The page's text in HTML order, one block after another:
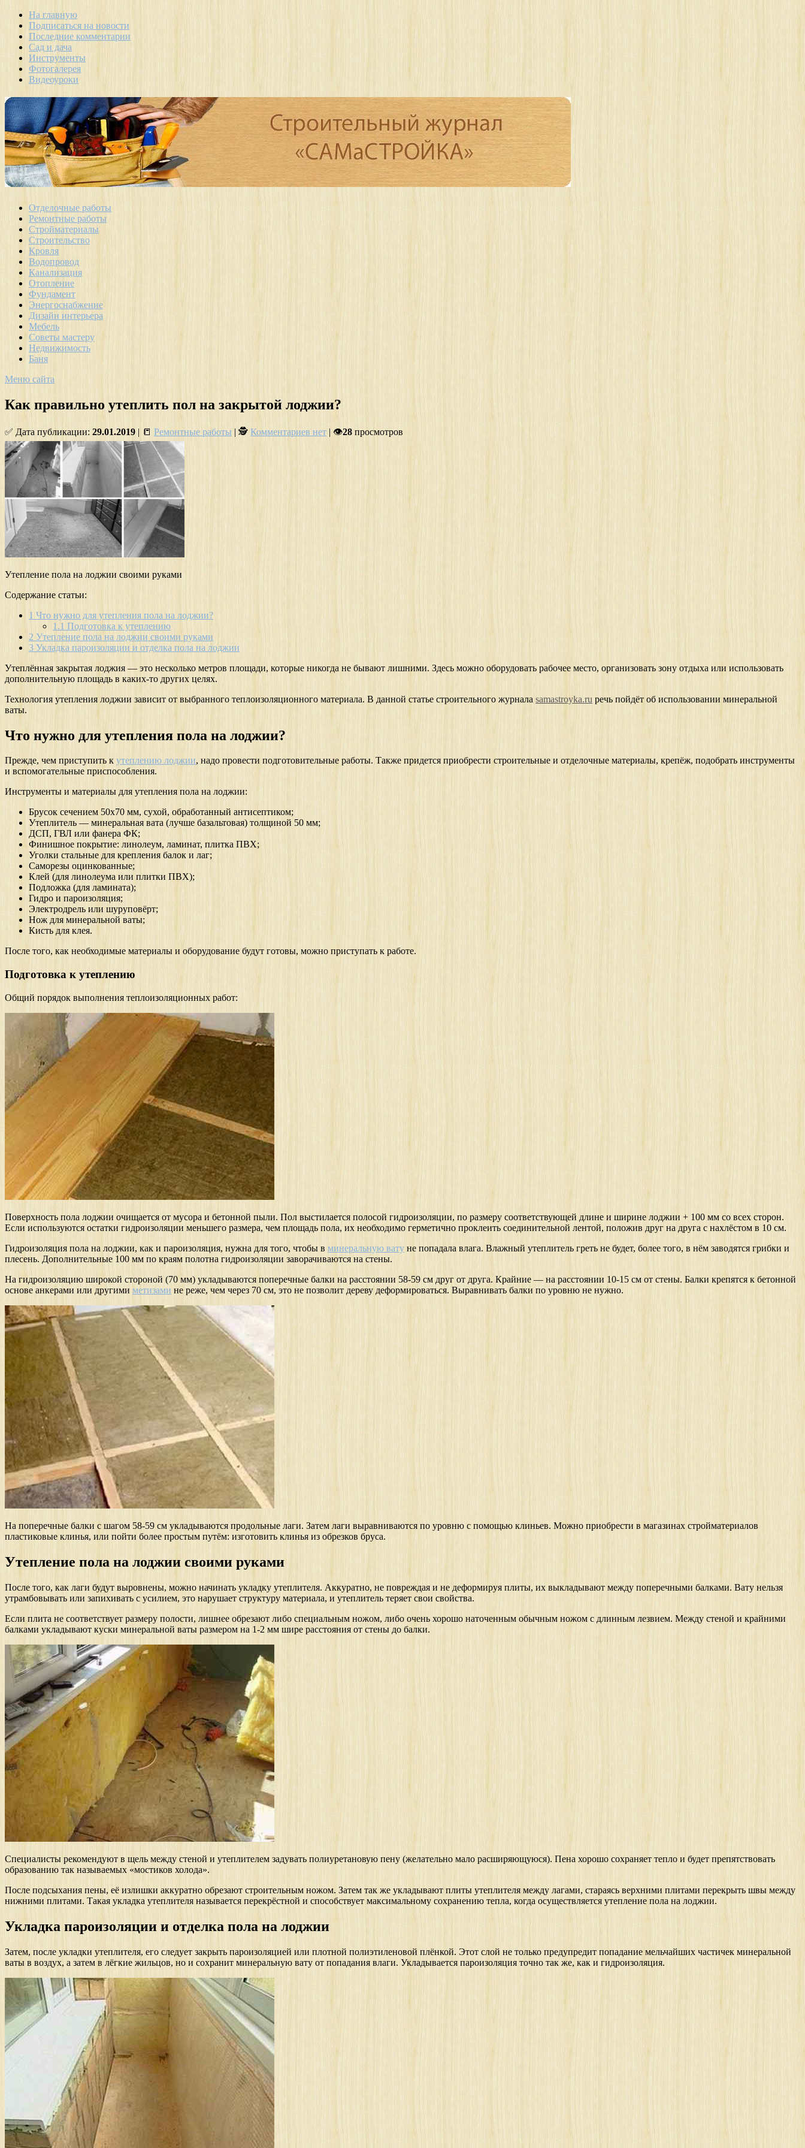
На главную
Подписаться на новости
Последние комментарии
Сад и дача
Инструменты
Фотогалерея
Видеоуроки
Отделочные работы
Ремонтные работы
Стройматериалы
Строительство
Кровля
Водопровод
Канализация
Отопление
Фундамент
Энергоснабжение
Дизайн интерьера
Мебель
Советы мастеру
Недвижимость
Баня
Меню сайта
Как правильно утеплить пол на закрытой лоджии?
✅ Дата публикации: 29.01.2019 | 📒 Ремонтные работы | 🕵 Комментариев нет | 👁28 просмотров
Утепление пола на лоджии своими руками
Содержание статьи:
1 Что нужно для утепления пола на лоджии?
1.1 Подготовка к утеплению
2 Утепление пола на лоджии своими руками
3 Укладка пароизоляции и отделка пола на лоджии
Утеплённая закрытая лоджия — это несколько метров площади, которые никогда не бывают лишними. Здесь можно оборудовать рабочее место, организовать зону отдыха или использовать
дополнительную площадь в каких-то других целях.
Технология утепления лоджии зависит от выбранного теплоизоляционного материала. В данной статье строительного журнала samastroyka.ru речь пойдёт об использовании минеральной
ваты.
Что нужно для утепления пола на лоджии?
Прежде, чем приступить к утеплению лоджии, надо провести подготовительные работы. Также придется приобрести строительные и отделочные материалы, крепёж, подобрать инструменты
и вспомогательные приспособления.
Инструменты и материалы для утепления пола на лоджии:
Брусок сечением 50х70 мм, сухой, обработанный антисептиком;
Утеплитель — минеральная вата (лучше базальтовая) толщиной 50 мм;
ДСП, ГВЛ или фанера ФК;
Финишное покрытие: линолеум, ламинат, плитка ПВХ;
Уголки стальные для крепления балок и лаг;
Саморезы оцинкованные;
Клей (для линолеума или плитки ПВХ);
Подложка (для ламината);
Гидро и пароизоляция;
Электродрель или шуруповёрт;
Нож для минеральной ваты;
Кисть для клея.
После того, как необходимые материалы и оборудование будут готовы, можно приступать к работе.
Подготовка к утеплению
Общий порядок выполнения теплоизоляционных работ:
Поверхность пола лоджии очищается от мусора и бетонной пыли. Пол выстилается полосой гидроизоляции, по размеру соответствующей длине и ширине лоджии + 100 мм со всех сторон.
Если используются остатки гидроизоляции меньшего размера, чем площадь пола, их необходимо герметично проклеить соединительной лентой, положив друг на друга с нахлёстом в 10 см.
Гидроизоляция пола на лоджии, как и пароизоляция, нужна для того, чтобы в минеральную вату не попадала влага. Влажный утеплитель греть не будет, более того, в нём заводятся грибки и
плесень. Дополнительные 100 мм по краям полотна гидроизоляции заворачиваются на стены.
На гидроизоляцию широкой стороной (70 мм) укладываются поперечные балки на расстоянии 58-59 см друг от друга. Крайние — на расстоянии 10-15 см от стены. Балки крепятся к бетонной
основе анкерами или другими метизами не реже, чем через 70 см, это не позволит дереву деформироваться. Выравнивать балки по уровню не нужно.
На поперечные балки с шагом 58-59 см укладываются продольные лаги. Затем лаги выравниваются по уровню с помощью клиньев. Можно приобрести в магазинах стройматериалов
пластиковые клинья, или пойти более простым путём: изготовить клинья из обрезков бруса.
Утепление пола на лоджии своими руками
После того, как лаги будут выровнены, можно начинать укладку утеплителя. Аккуратно, не повреждая и не деформируя плиты, их выкладывают между поперечными балками. Вату нельзя
утрамбовывать или запихивать с усилием, это нарушает структуру материала, и утеплитель теряет свои свойства.
Если плита не соответствует размеру полости, лишнее обрезают либо специальным ножом, либо очень хорошо наточенным обычным ножом с длинным лезвием. Между стеной и крайними
балками укладывают куски минеральной ваты размером на 1-2 мм шире расстояния от стены до балки.
Специалисты рекомендуют в щель между стеной и утеплителем задувать полиуретановую пену (желательно мало расширяющуюся). Пена хорошо сохраняет тепло и будет препятствовать
образованию так называемых «мостиков холода».
После подсыхания пены, её излишки аккуратно обрезают строительным ножом. Затем так же укладывают плиты утеплителя между лагами, стараясь верхними плитами перекрыть швы между
нижними плитами. Такая укладка утеплителя называется перекрёстной и способствует максимальному сохранению тепла, когда осуществляется утепление пола на лоджии.
Укладка пароизоляции и отделка пола на лоджии
Затем, после укладки утеплителя, его следует закрыть пароизоляцией или плотной полиэтиленовой плёнкой. Этот слой не только предупредит попадание мельчайших частичек минеральной
ваты в воздух, а затем в лёгкие жильцов, но и сохранит минеральную вату от попадания влаги. Укладывается пароизоляция точно так же, как и гидроизоляция.